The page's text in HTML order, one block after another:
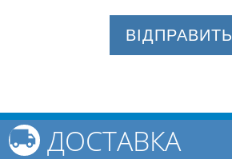
ВІДПРАВИТЬ
ДОСТАВКА